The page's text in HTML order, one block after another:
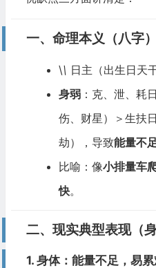
一、命理本义（八字）
\\ 日主（出生日天
身弱：克、泄、耗
伤、财星）＞生扶
劫），导致能量不
比喻：像小排量车
快。
二、现实典型表现（身
1. 身体：能量不足，易